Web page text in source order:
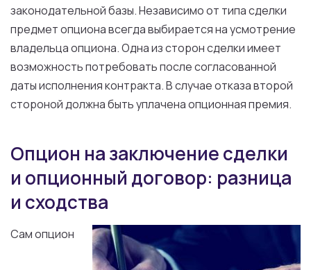
законодательной базы. Независимо от типа сделки
предмет опциона всегда выбирается на усмотрение
владельца опциона. Одна из сторон сделки имеет
возможность потребовать после согласованной
даты исполнения контракта. В случае отказа второй
стороной должна быть уплачена опционная премия.
Опцион на заключение сделки
и опционный договор: разница
и сходства
Сам опцион